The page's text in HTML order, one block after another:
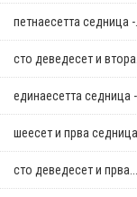
петнаесетта седница -...
сто деведесет и втора...
единаесетта седница -...
шеесет и прва
сто деведесет и прва...